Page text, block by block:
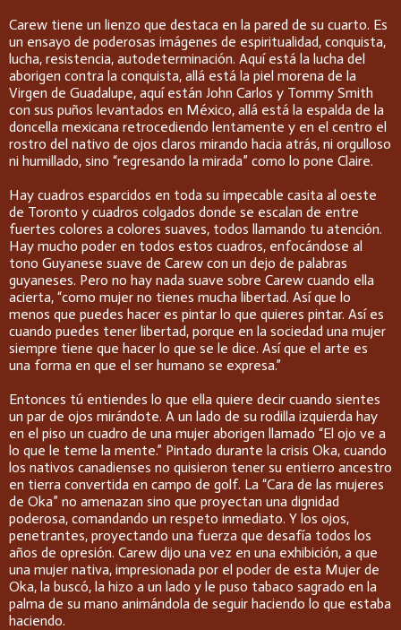
Carew tiene un lienzo que destaca en la pared de su cuarto. Es
un ensayo de poderosas imágenes de espiritualidad, conquista,
lucha, resistencia, autodeterminación. Aquí está la lucha del
aborigen contra la conquista, allá está la piel morena de la
Virgen de Guadalupe, aquí están John Carlos y Tommy Smith
con sus puños levantados en México, allá está la espalda de la
doncella mexicana retrocediendo lentamente y en el centro el
rostro del nativo de ojos claros mirando hacia atrás, ni orgulloso
ni humillado, sino “regresando la mirada” como lo pone Claire.
Hay cuadros esparcidos en toda su impecable casita al oeste
de Toronto y cuadros colgados donde se escalan de entre
fuertes colores a colores suaves, todos llamando tu atención.
Hay mucho poder en todos estos cuadros, enfocándose al
tono Guyanese suave de Carew con un dejo de palabras
guyaneses. Pero no hay nada suave sobre Carew cuando ella
acierta, “como mujer no tienes mucha libertad. Así que lo
menos que puedes hacer es pintar lo que quieres pintar. Así es
cuando puedes tener libertad, porque en la sociedad una mujer
siempre tiene que hacer lo que se le dice. Así que el arte es
una forma en que el ser humano se expresa.”
Entonces tú entiendes lo que ella quiere decir cuando sientes
un par de ojos mirándote. A un lado de su rodilla izquierda hay
en el piso un cuadro de una mujer aborigen llamado “El ojo ve a
lo que le teme la mente.” Pintado durante la crisis Oka, cuando
los nativos canadienses no quisieron tener su entierro ancestro
en tierra convertida en campo de golf. La “Cara de las mujeres
de Oka” no amenazan sino que proyectan una dignidad
poderosa, comandando un respeto inmediato. Y los ojos,
penetrantes, proyectando una fuerza que desafía todos los
años de opresión. Carew dijo una vez en una exhibición, a que
una mujer nativa, impresionada por el poder de esta Mujer de
Oka, la buscó, la hizo a un lado y le puso tabaco sagrado en la
palma de su mano animándola de seguir haciendo lo que estaba
haciendo.